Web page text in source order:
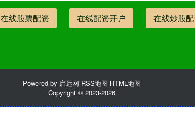
在线股票配资 在线配资开户 在线炒股
Powered by 启远网 RSS地图 HTML地图
Copyright © 2023-2026